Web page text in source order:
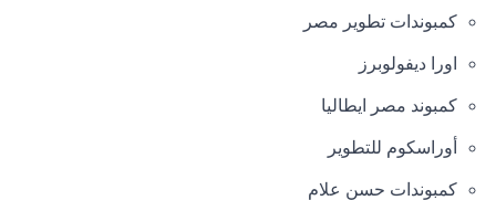
كمبوندات تطوير مصر
اورا ديفولوبرز
كمبوند مصر ايطاليا
أوراسكوم للتطوير
كمبوندات حسن علام